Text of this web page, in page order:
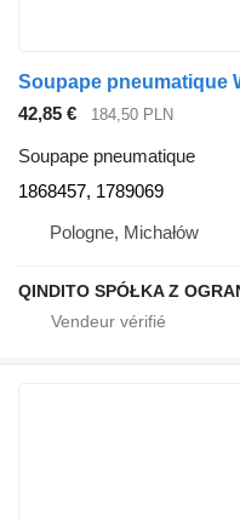
42,85 € 184,50 PLN
Soupape pneumatique
1868457, 1789069
Pologne, Michałów